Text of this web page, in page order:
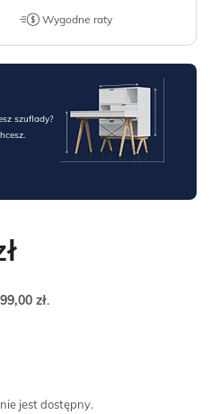
Wygodne raty
szuflady?
zł.
jest dostępny.